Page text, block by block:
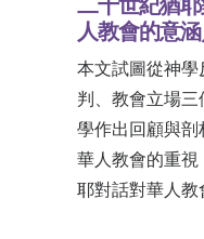
人教會的意
本文試圖從神
判、教會立場
學作出回顧與
華人教會的重
耶對話對華人